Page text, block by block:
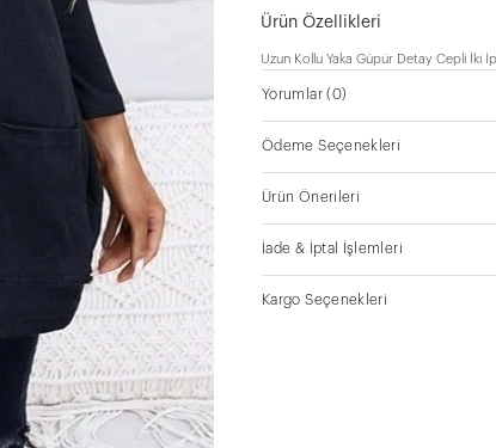
Ürün Özellikleri
Uzun Kollu Yaka Güpür Detay Cepli İki
Yorumlar(0)
Ödeme Seçenekleri
Ürün Önerileri
İade & İptal İşlemleri
Kargo Seçenekleri